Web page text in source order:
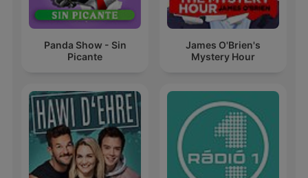
Panda Show - Sin
Picante
James O'Brien's
Mystery Hour